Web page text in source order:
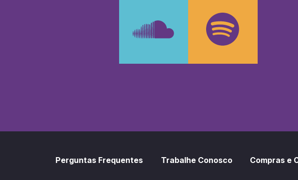
FacebookInstagram
Perguntas Frequentes Trabalhe Conosco Compras e